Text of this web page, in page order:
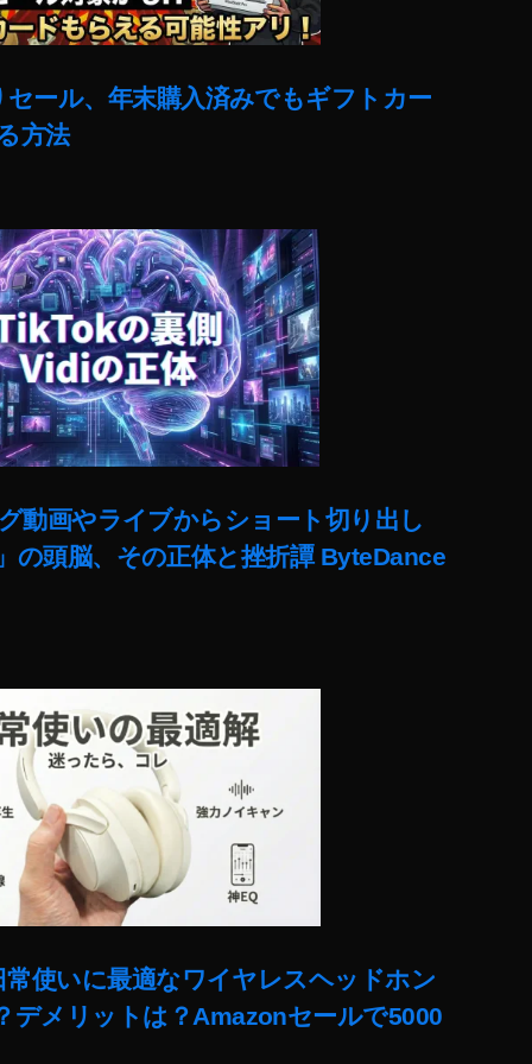
ール、年末購入済みでもギフトカー
方法
動画やライブからショート切り出し
の頭脳、その正体と挫折譚 ByteDance
常使いに最適なワイヤレスヘッドホン
デメリットは？Amazonセールで5000